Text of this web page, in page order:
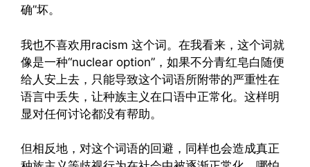
确”坏。
我也不喜欢用racism 这个词。在我看来，这个词就
像是一种“nuclear option”，如果不分青红皂白随便
给人安上去，只能导致这个词语所附带的严重性在
语言中丢失，让种族主义在口语中正常化。这样明
显对任何讨论都没有帮助。
但相反地，对这个词语的回避，同样也会造成真正